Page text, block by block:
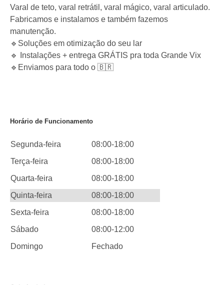
Varal de teto, varal retrátil, varal mágico, varal articulado.
Fabricamos e instalamos e também fazemos
manutenção.
🔹Soluções em otimização do seu lar
🔹 Instalações + entrega GRÁTIS pra toda Grande Vix
🔹Enviamos para todo o 🇧🇷
Horário de Funcionamento
Segunda-feira
08:00-18:00
Terça-feira
08:00-18:00
Quarta-feira
08:00-18:00
Quinta-feira
08:00-18:00
Sexta-feira
08:00-18:00
Sábado
08:00-12:00
Domingo
Fechado